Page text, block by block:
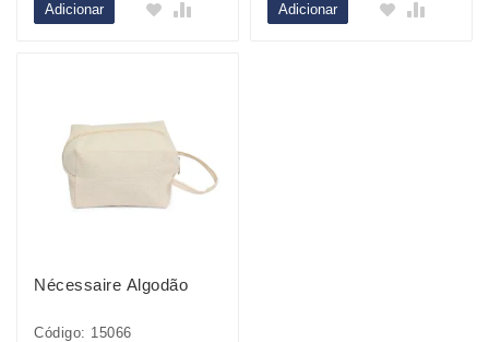
Adicionar Adicionar
Nécessaire Algodão
Código: 15066